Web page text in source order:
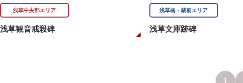
浅草中央部エリア
浅草観音戒殺碑
浅草橋・蔵前エリア
浅草文庫跡碑
1